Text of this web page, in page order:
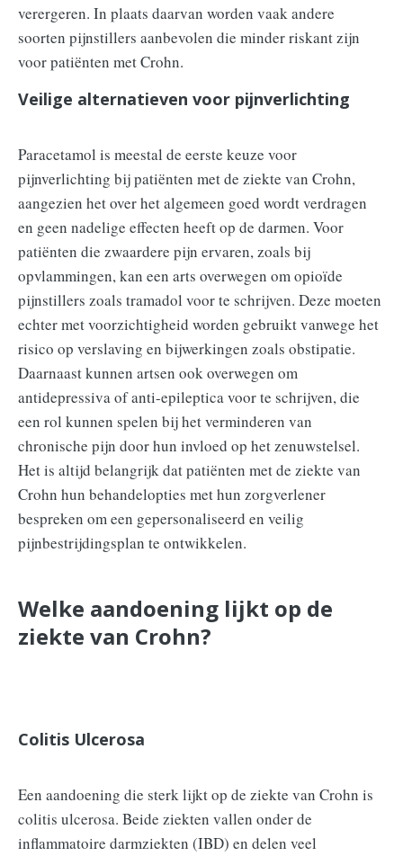
verergeren. In plaats daarvan worden vaak andere
soorten pijnstillers aanbevolen die minder riskant zijn
voor patiënten met Crohn.
Veilige alternatieven voor pijnverlichting
Paracetamol is meestal de eerste keuze voor
pijnverlichting bij patiënten met de ziekte van Crohn,
aangezien het over het algemeen goed wordt verdragen
en geen nadelige effecten heeft op de darmen. Voor
patiënten die zwaardere pijn ervaren, zoals bij
opvlammingen, kan een arts overwegen om opioïde
pijnstillers zoals tramadol voor te schrijven. Deze moeten
echter met voorzichtigheid worden gebruikt vanwege het
risico op verslaving en bijwerkingen zoals obstipatie.
Daarnaast kunnen artsen ook overwegen om
antidepressiva of anti-epileptica voor te schrijven, die
een rol kunnen spelen bij het verminderen van
chronische pijn door hun invloed op het zenuwstelsel.
Het is altijd belangrijk dat patiënten met de ziekte van
Crohn hun behandelopties met hun zorgverlener
bespreken om een gepersonaliseerd en veilig
pijnbestrijdingsplan te ontwikkelen.
Welke aandoening lijkt op de
ziekte van Crohn?
Colitis Ulcerosa
Een aandoening die sterk lijkt op de ziekte van Crohn is
colitis ulcerosa. Beide ziekten vallen onder de
inflammatoire darmziekten (IBD) en delen veel